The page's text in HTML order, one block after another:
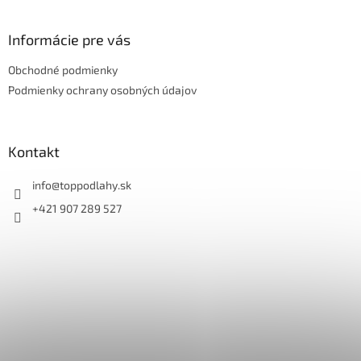
Informácie pre vás
Obchodné podmienky
Podmienky ochrany osobných údajov
Kontakt
info@toppodlahy.sk
+421 907 289 527